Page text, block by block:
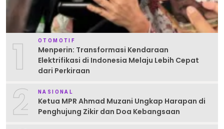
1 OTOMOTIF
Menperin: Transformasi Kendaraan
Elektrifikasi di Indonesia Melaju Lebih Cepat
dari Perkiraan
2 NASIONAL
Ketua MPR Ahmad Muzani Ungkap Harapan di
Penghujung Zikir dan Doa Kebangsaan